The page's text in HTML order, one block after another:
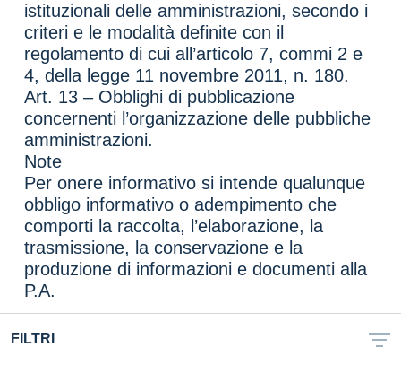
istituzionali delle amministrazioni, secondo i
criteri e le modalità definite con il
regolamento di cui all’articolo 7, commi 2 e
4, della legge 11 novembre 2011, n. 180.
Art. 13 – Obblighi di pubblicazione
concernenti l’organizzazione delle pubbliche
amministrazioni.
Note
Per onere informativo si intende qualunque
obbligo informativo o adempimento che
comporti la raccolta, l’elaborazione, la
trasmissione, la conservazione e la
produzione di informazioni e documenti alla
P.A.
FILTRI